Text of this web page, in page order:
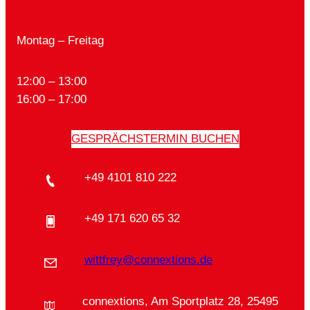
Montag – Freitag
12:00 – 13:00
16:00 – 17:00
GESPRÄCHSTERMIN BUCHEN
+49 4101 810 222
+49 171 620 65 32
wittfrey@connextions.de
connextions, Am Sportplatz 28, 25495